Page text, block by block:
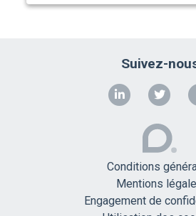
Suivez-
Conditions
Mentions
Engagement de